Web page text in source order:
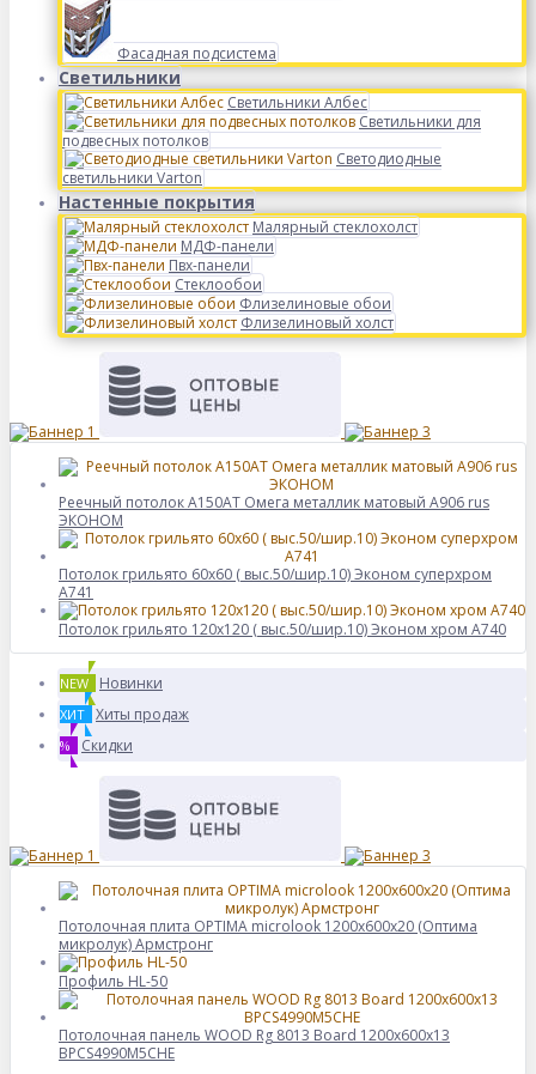
Фасадная подсистема
Светильники
Светильники Албес
Светильники для
подвесных потолков
Светодиодные
светильники Varton
Настенные покрытия
Малярный стеклохолст
МДФ-панели
Пвх-панели
Стеклообои
Флизелиновые обои
Флизелиновый холст
Реечный потолок A150AT Омега металлик матовый А906 rus
ЭКОНОМ
Потолок грильято 60х60 ( выс.50/шир.10) Эконом суперхром
А741
Потолок грильято 120х120 ( выс.50/шир.10) Эконом хром А740
NEW Новинки
ХИТ Хиты продаж
% Скидки
Потолочная плита OPTIMA microlook 1200x600x20 (Оптима
микролук) Армстронг
Профиль HL-50
Потолочная панель WOOD Rg 8013 Board 1200x600x13
BPCS4990M5CHE